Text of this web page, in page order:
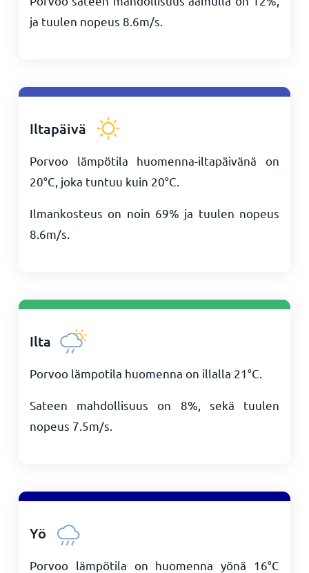
ja tuulen nopeus 8.6m/s
Iltapäivä
Porvoo lämpötila huomenna-iltapäivänä on
20°C , joka tuntuu kuin 20°C
Ilmankosteus on noin 69% ja tuulen nopeus
8.6m/s
Ilta
Porvoo lämpotila huomenna on illalla 21°C
Sateen mahdollisuus on 8%, sekä tuulen
nopeus 7.5m/s
Yö
Porvoo lämpötila on huomenna yönä 16°C